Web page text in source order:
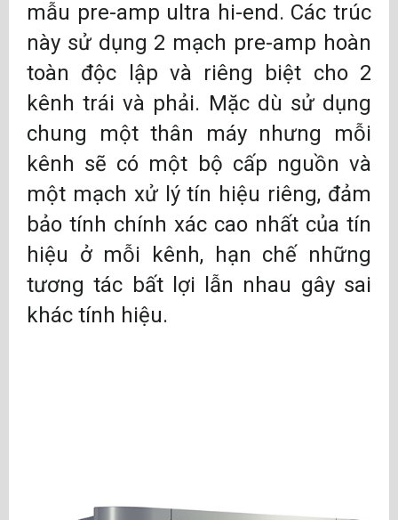
mẫu pre-amp ultra hi-end. Các trúc
này sử dụng 2 mạch pre-amp hoàn
toàn độc lập và riêng biệt cho 2
kênh trái và phải. Mặc dù sử dụng
chung một thân máy nhưng mỗi
kênh sẽ có một bộ cấp nguồn và
một mạch xử lý tín hiệu riêng, đảm
bảo tính chính xác cao nhất của tín
hiệu ở mỗi kênh, hạn chế những
tương tác bất lợi lẫn nhau gây sai
khác tính hiệu.